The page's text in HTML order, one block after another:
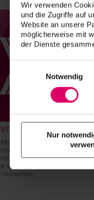
Wir verwenden
und die Zugriffe auf
Website an unsere
möglicherweise mit
der Dienste
Notwendig
Nur
VITA EXCELLENCE
Mostrate la vostra
con VITA ENAMIC e date
visibilità a livello
a soluzioni protesiche
innovative.